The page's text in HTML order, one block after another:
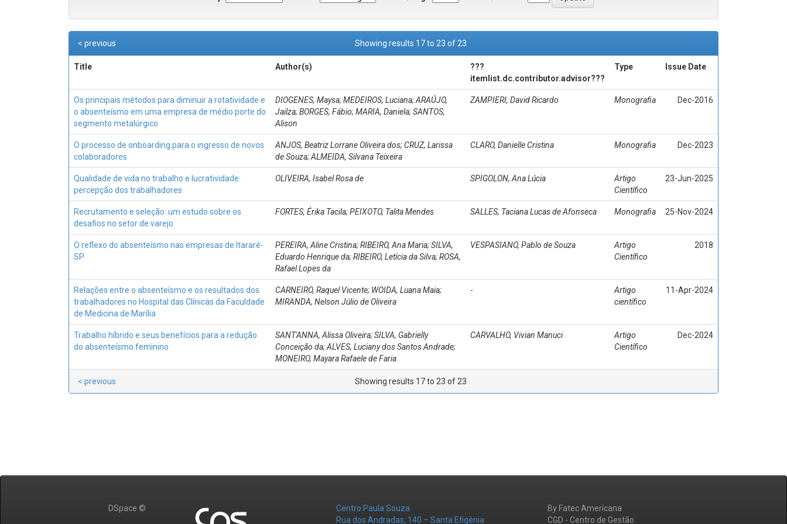
Showing results 17 to 23 of 23
< previous
Title Author(s)
???
itemlist.dc.contributor.advisor???
Type Issue Date
Os principais métodos para diminuir a rotatividade e
o absenteísmo em uma empresa de médio porte do
segmento metalúrgico
DIOGENES, Maysa; MEDEIROS, Luciana; ARAÚJO,
Jailza; BORGES, Fábio; MARIA, Daniela; SANTOS,
Alison
ZAMPIERI, David Ricardo Monografia Dec-2016
O processo de onboarding para o ingresso de novos
colaboradores
ANJOS, Beatriz Lorrane Oliveira dos; CRUZ, Larissa
de Souza; ALMEIDA, Silvana Teixeira
CLARO, Danielle Cristina Monografia Dec-2023
Qualidade de vida no trabalho e lucratividade:
percepção dos trabalhadores
OLIVEIRA, Isabel Rosa de SPIGOLON, Ana Lúcia
Artigo
Científico
23-Jun-2025
Recrutamento e seleção: um estudo sobre os
desafios no setor de varejo
FORTES, Érika Tacila; PEIXOTO, Talita Mendes SALLES, Taciana Lucas de Afonseca Monografia 25-Nov-2024
O reflexo do absenteísmo nas empresas de Itararé-
SP
PEREIRA, Aline Cristina; RIBEIRO, Ana Maria; SILVA,
Eduardo Henrique da; RIBEIRO, Letícia da Silva; ROSA,
Rafael Lopes da
VESPASIANO, Pablo de Souza
Artigo
Científico
2018
Relações entre o absenteísmo e os resultados dos
trabalhadores no Hospital das Clínicas da Faculdade
de Medicina de Marília
CARNEIRO, Raquel Vicente; WOIDA, Luana Maia;
MIRANDA, Nelson Júlio de Oliveira
-
Artigo
científico
11-Apr-2024
Trabalho híbrido e seus benefícios para a redução
do absenteísmo feminino
SANT'ANNA, Alissa Oliveira; SILVA, Gabrielly
Conceição da; ALVES, Luciany dos Santos Andrade;
MONEIRO, Mayara Rafaele de Faria
CARVALHO, Vivian Manuci
Artigo
Científico
Dec-2024
Showing results 17 to 23 of 23
< previous
DSpace ©
Centro Paula Souza
Rua dos Andradas, 140 – Santa Efigênia
By Fatec Americana
CGD - Centro de Gestão